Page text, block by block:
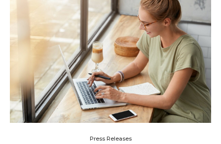
Press Releases